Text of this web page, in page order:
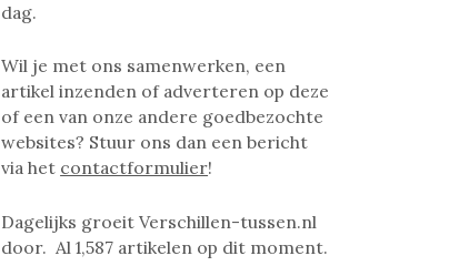
dag.
Wil je met ons samenwerken, een
artikel inzenden of adverteren op deze
of een van onze andere goedbezochte
websites? Stuur ons dan een bericht
via het contactformulier!
Dagelijks groeit Verschillen-tussen.nl
door. Al1,587 artikelen op dit moment.